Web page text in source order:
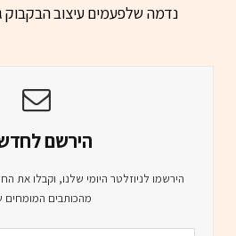
נדמה שלפעמים עיצוב
הירשם
הירשמו לניוזלטר היומי שלנו, וקבלו את
מהכותבים המומחים